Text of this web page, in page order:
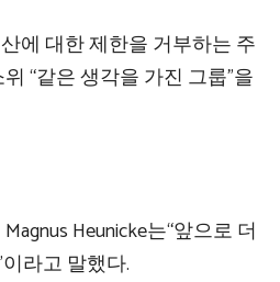
에 대한 제한을 거부하는 주
“같은 생각을 가진 그룹”을
Heunicke는“앞으로 더
라고 말했다.